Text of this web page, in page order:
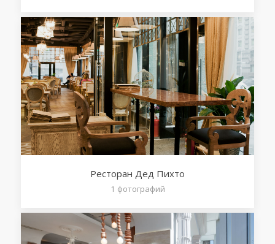
Ресторан Дед Пихто
1 фотографий